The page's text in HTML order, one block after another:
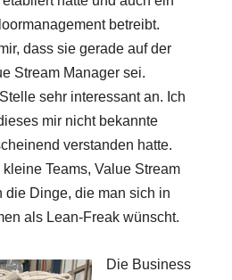
betreibt.
dass sie gerade auf der
Stream Manager sei.
sehr interessant an. Ich
mir nicht bekannte
verstanden hatte.
Teams, Value Stream
die Dinge, die man sich in
als Lean-Freak wünscht.
Die Business